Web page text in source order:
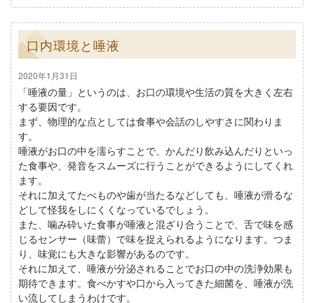
口内環境と唾液
2020年1月31日
「唾液の量」というのは、お口の環境や生活の質を大きく左右
する要因です。
まず、物理的な点としては食事や会話のしやすさに関わりま
す。
唾液がお口の中を濡らすことで、かんだり飲み込んだりといっ
た食事や、発音をスムーズに行うことができるようにしてくれ
ます。
それに加えてたべものや歯が当たるなどしても、唾液が滑るな
どして怪我をしにくくなっているでしょう。
また、噛み砕いた食事が唾液と混ざり合うことで、舌で味を感
じるセンサー（味蕾）で味を捉えられるようになります。つま
り、味覚にも大きな影響があるのです。
それに加えて、唾液が分泌されることでお口の中の洗浄効果も
期待できます。食べかすや口から入ってきた細菌を、唾液が洗
い流してしまうわけです。